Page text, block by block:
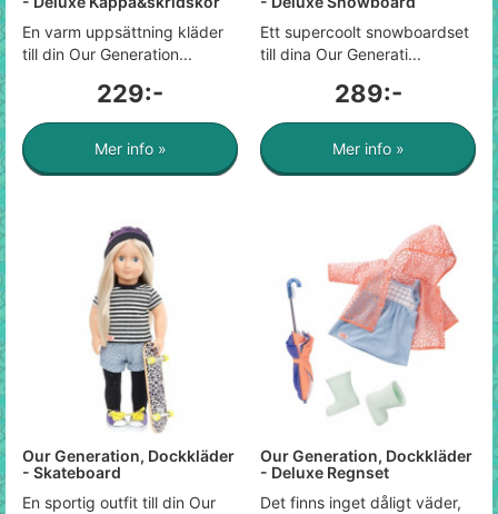
En varm uppsättning kläder
till din Our Generation...
229:-
Mer info »
Ett supercoolt snowboardset
till dina Our Generati...
289:-
Mer info »
Our Generation, Dockkläder
- Skateboard
En sportig outfit till din Our
Our Generation, Dockkläder
- Deluxe Regnset
Det finns inget dåligt väder,